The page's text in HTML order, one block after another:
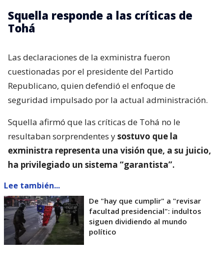
Squella responde a las críticas de
Tohá
Las declaraciones de la exministra fueron
cuestionadas por el presidente del Partido
Republicano, quien defendió el enfoque de
seguridad impulsado por la actual administración.
Squella afirmó que las críticas de Tohá no le
resultaban sorprendentes ysostuvo que la
exministra representa una visión que, a su juicio,
ha privilegiado un sistema “garantista”.
Lee también...
De "hay que cumplir" a "revisar
facultad presidencial": indultos
siguen dividiendo al mundo
político